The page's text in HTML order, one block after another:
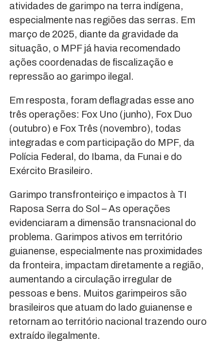
atividades de garimpo na terra indígena,
especialmente nas regiões das serras. Em
março de 2025, diante da gravidade da
situação, o MPF já havia recomendado
ações coordenadas de fiscalização e
repressão ao garimpo ilegal.
Em resposta, foram deflagradas esse ano
três operações: Fox Uno (junho), Fox Duo
(outubro) e Fox Três (novembro), todas
integradas e com participação do MPF, da
Polícia Federal, do Ibama, da Funai e do
Exército Brasileiro.
Garimpo transfronteiriço e impactos à TI
Raposa Serra do Sol – As operações
evidenciaram a dimensão transnacional do
problema. Garimpos ativos em território
guianense, especialmente nas proximidades
da fronteira, impactam diretamente a região,
aumentando a circulação irregular de
pessoas e bens. Muitos garimpeiros são
brasileiros que atuam do lado guianense e
retornam ao território nacional trazendo ouro
extraído ilegalmente.